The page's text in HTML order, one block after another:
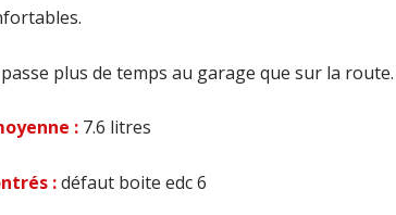
plus de temps au garage que sur la route.
: 7.6 litres
:défaut boite edc 6